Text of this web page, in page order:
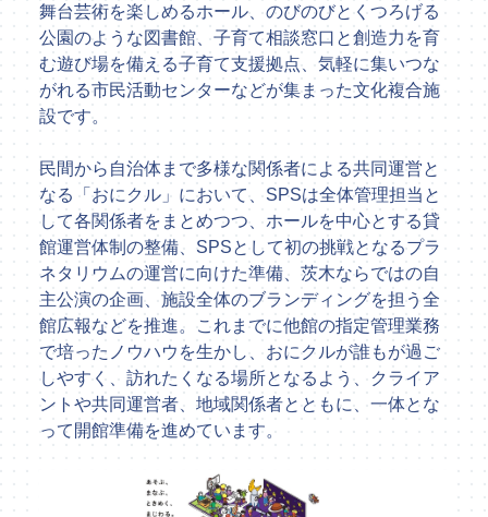
舞台芸術を楽しめるホール、のびのびとくつろげる
公園のような図書館、子育て相談窓口と創造力を育
む遊び場を備える子育て支援拠点、気軽に集いつな
がれる市民活動センターなどが集まった文化複合施
設です。
民間から自治体まで多様な関係者による共同運営と
なる「おにクル」において、SPSは全体管理担当と
して各関係者をまとめつつ、ホールを中心とする貸
館運営体制の整備、SPSとして初の挑戦となるプラ
ネタリウムの運営に向けた準備、茨木ならではの自
主公演の企画、施設全体のブランディングを担う全
館広報などを推進。これまでに他館の指定管理業務
で培ったノウハウを生かし、おにクルが誰もが過ご
しやすく、訪れたくなる場所となるよう、クライア
ントや共同運営者、地域関係者とともに、一体とな
って開館準備を進めています。